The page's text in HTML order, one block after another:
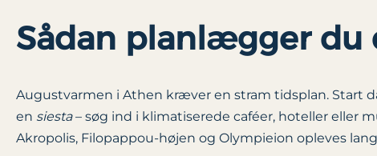
Sådan planlægger du
Augustvarmen i Athen kræver en stram tidsplan. Start
en siesta– søg ind i klimatiserede caféer, hoteller eller
Akropolis, Filopappou-højen og Olympieion opleves